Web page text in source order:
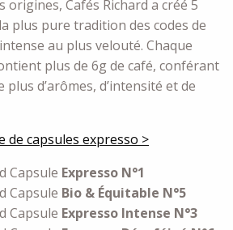
origines, Cafés Richard a créé 5
plus pure tradition des codes de
au plus velouté. Chaque
plus de 6g de café, conférant
plus d’arômes, d’intensité et de
de capsules expresso >
Capsule Expresso N°1
Capsule Bio & Équitable N°5
Capsule Expresso Intense N°3